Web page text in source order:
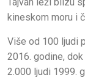
Tajvan leži blizu
kineskom moru i
Više od 100 ljudi
2016. godine,
2.000 ljudi 1999.